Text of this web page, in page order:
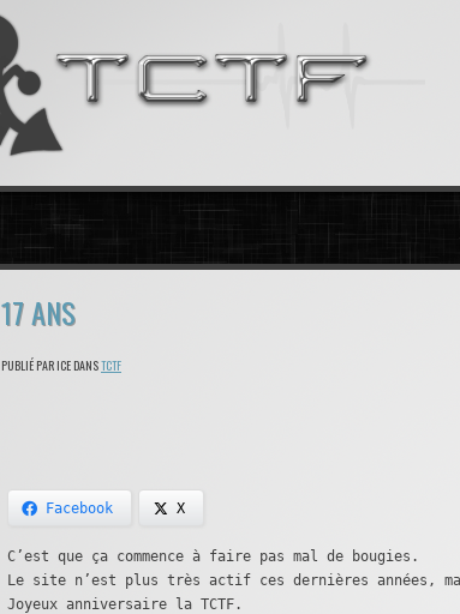
17 ANS
PUBLIÉ PAR ICE DANSTCTF
Facebook X
C’est que ça commence à faire pas mal de bougies.
Le site n’est plus très actif ces dernières années,
Joyeux anniversaire la TCTF.